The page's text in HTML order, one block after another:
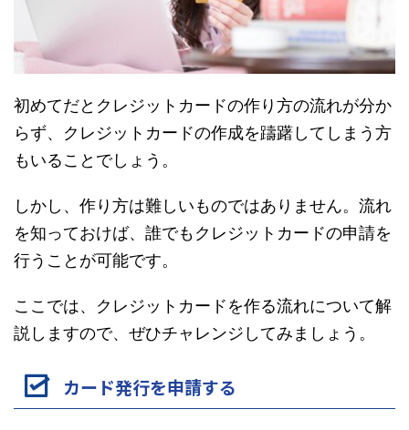
初めてだとクレジットカードの作り方の流れが分か
らず、クレジットカードの作成を躊躇してしまう方
もいることでしょう。
しかし、作り方は難しいものではありません。流れ
を知っておけば、誰でもクレジットカードの申請を
行うことが可能です。
ここでは、クレジットカードを作る流れについて解
説しますので、ぜひチャレンジしてみましょう。
カード発行を申請する